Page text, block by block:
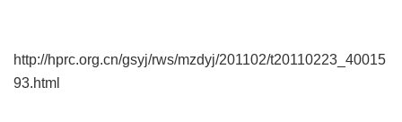
http://hprc.org.cn/gsyj/rws/mzdyj/201102/t20110223_40015
93.html